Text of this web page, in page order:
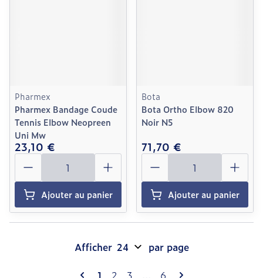
Pharmex
Pharmex Bandage Coude
Tennis Elbow Neopreen
Uni Mw
23,10 €
Quantité
Ajouter au panier
Bota
Bota Ortho Elbow 820
Noir N5
71,70 €
Quantité
Ajouter au panier
Pages
Vous lisez actuellement la page
1 Page
2 Page
3 ... Page
6
Afficher par page